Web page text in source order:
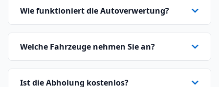
Wie funktioniert die Autoverwertung?
Welche Fahrzeuge nehmen Sie an?
Ist die Abholung kostenlos?